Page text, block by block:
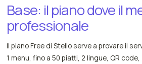
Base: il piano dove il
professionale
Il piano Free di Stello serve a provare il
1 menu, fino a 50 piatti, 2 lingue, QR